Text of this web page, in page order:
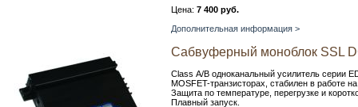
Цена: 7 400 руб.
Дополнительная информация >
Сабвуферный моноблок SSL
Class А/В одноканальный усилитель серии
MOSFET-транзисторах, стабилен в работе
Защита по температуре, перегрузке и
Плавный запуск.